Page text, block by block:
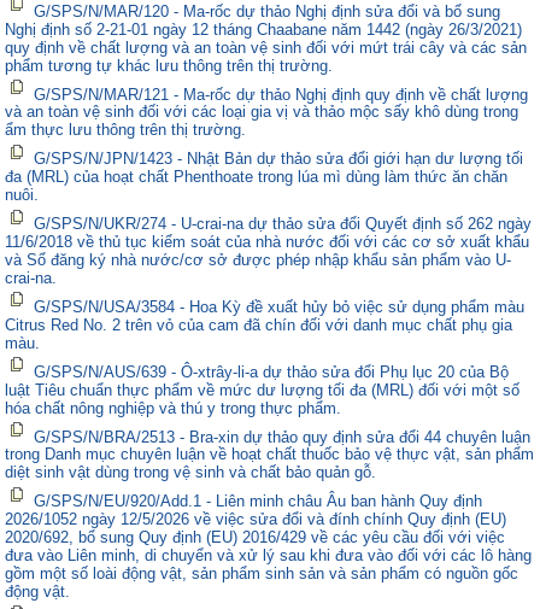
G/SPS/N/MAR/120 - Ma-rốc dự thảo Nghị định sửa đổi và bổ sung
Nghị định số 2-21-01 ngày 12 tháng Chaabane năm 1442 (ngày 26/3/2021)
quy định về chất lượng và an toàn vệ sinh đối với mứt trái cây và các sản
phẩm tương tự khác lưu thông trên thị trường.
G/SPS/N/MAR/121 - Ma-rốc dự thảo Nghị định quy định về chất lượng
và an toàn vệ sinh đối với các loại gia vị và thảo mộc sấy khô dùng trong
ẩm thực lưu thông trên thị trường.
G/SPS/N/JPN/1423 - Nhật Bản dự thảo sửa đổi giới hạn dư lượng tối
đa (MRL) của hoạt chất Phenthoate trong lúa mì dùng làm thức ăn chăn
nuôi.
G/SPS/N/UKR/274 - U-crai-na dự thảo sửa đổi Quyết định số 262 ngày
11/6/2018 về thủ tục kiểm soát của nhà nước đối với các cơ sở xuất khẩu
và Sổ đăng ký nhà nước/cơ sở được phép nhập khẩu sản phẩm vào U-
crai-na.
G/SPS/N/USA/3584 - Hoa Kỳ đề xuất hủy bỏ việc sử dụng phẩm màu
Citrus Red No. 2 trên vỏ của cam đã chín đối với danh mục chất phụ gia
màu.
G/SPS/N/AUS/639 - Ô-xtrây-li-a dự thảo sửa đổi Phụ lục 20 của Bộ
luật Tiêu chuẩn thực phẩm về mức dư lượng tối đa (MRL) đối với một số
hóa chất nông nghiệp và thú y trong thực phẩm.
G/SPS/N/BRA/2513 - Bra-xin dự thảo quy định sửa đổi 44 chuyên luận
trong Danh mục chuyên luận về hoạt chất thuốc bảo vệ thực vật, sản phẩm
diệt sinh vật dùng trong vệ sinh và chất bảo quản gỗ.
G/SPS/N/EU/920/Add.1 - Liên minh châu Âu ban hành Quy định
2026/1052 ngày 12/5/2026 về việc sửa đổi và đính chính Quy định (EU)
2020/692, bổ sung Quy định (EU) 2016/429 về các yêu cầu đối với việc
đưa vào Liên minh, di chuyển và xử lý sau khi đưa vào đối với các lô hàng
gồm một số loài động vật, sản phẩm sinh sản và sản phẩm có nguồn gốc
động vật.